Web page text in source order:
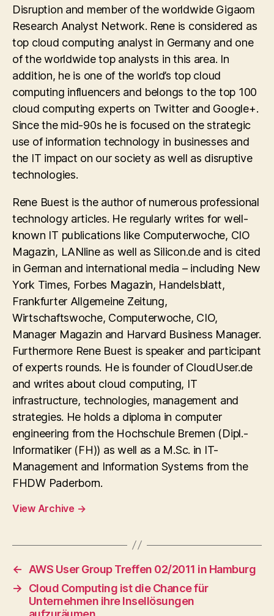
Disruption and member of the worldwide Gigaom
Research Analyst Network. Rene is considered as
top cloud computing analyst in Germany and one
of the worldwide top analysts in this area. In
addition, he is one of the world’s top cloud
computing influencers and belongs to the top 100
cloud computing experts on Twitter and Google+.
Since the mid-90s he is focused on the strategic
use of information technology in businesses and
the IT impact on our society as well as disruptive
technologies.
Rene Buest is the author of numerous professional
technology articles. He regularly writes for well-
known IT publications like Computerwoche, CIO
Magazin, LANline as well as Silicon.de and is cited
in German and international media – including New
York Times, Forbes Magazin, Handelsblatt,
Frankfurter Allgemeine Zeitung,
Wirtschaftswoche, Computerwoche, CIO,
Manager Magazin and Harvard Business Manager.
Furthermore Rene Buest is speaker and participant
of experts rounds. He is founder of CloudUser.de
and writes about cloud computing, IT
infrastructure, technologies, management and
strategies. He holds a diploma in computer
engineering from the Hochschule Bremen (Dipl.-
Informatiker (FH)) as well as a M.Sc. in IT-
Management and Information Systems from the
FHDW Paderborn.
View Archive →
←
AWS User Group Treffen 02/2011 in Hamburg
→
Cloud Computing ist die Chance für
Unternehmen ihre Insellösungen